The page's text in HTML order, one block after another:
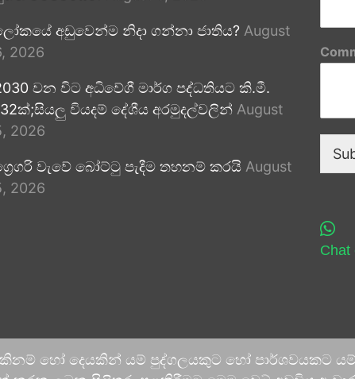
අඩුවෙන්ම නිදා ගන්නා ජාතිය? August
2026
වන විට අධිවේගී මාර්ග පද්ධතියට කි.මී.
වියදම් දේශීය අරමුදල්වලින් August
2026
වැවේ බෝට්ටු පැදීම තහනම් කරයි August
2026
Chat
කිනම් හෝ දෙයකින් යම් පුද්ගලයකුට හෝ පාර්ශවයකට